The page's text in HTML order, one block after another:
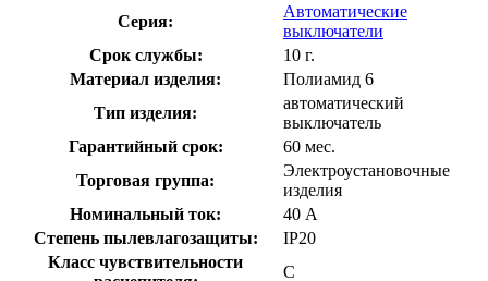
Серия:
Автоматические
выключатели
Срок службы:
10 г.
Материал изделия:
Полиамид 6
Тип изделия:
автоматический
выключатель
Гарантийный срок:
60 мес.
Торговая группа:
Электроустановочные
изделия
Номинальный ток:
40 А
Степень пылевлагозащиты:
IP20
Класс чувствительности
С